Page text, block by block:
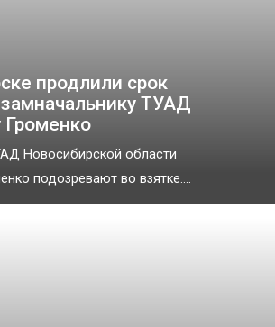
продлили срок
ТУАД
Громенко
Новосибирской области
подозревают во взятке....